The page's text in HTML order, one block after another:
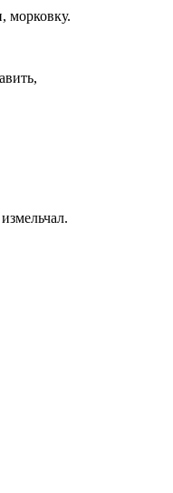
морковку.